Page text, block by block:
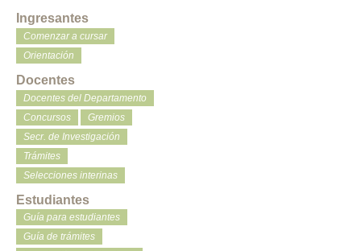
Ingresantes
Comenzar a cursar
Orientación
Docentes
Docentes del Departamento
Concursos
Gremios
Secr. de Investigación
Trámites
Selecciones interinas
Estudiantes
Guía para estudiantes
Guía de trámites